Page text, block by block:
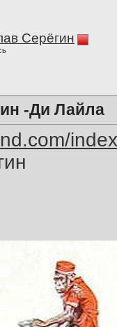
Серёгин
-Ди Лайла